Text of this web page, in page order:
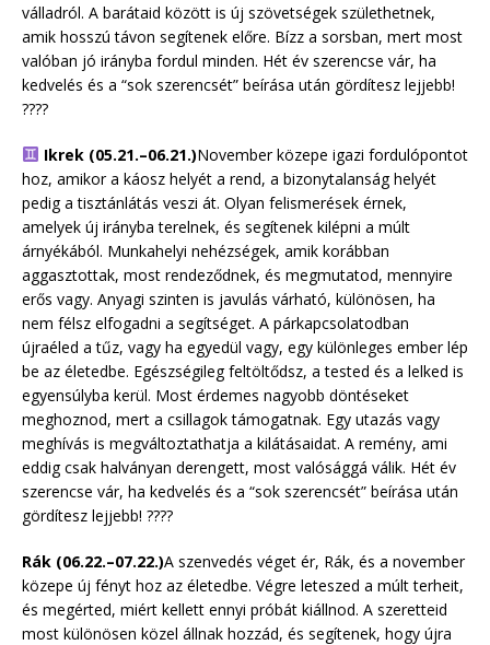
válladról. A barátaid között is új szövetségek születhetnek,
amik hosszú távon segítenek előre. Bízz a sorsban, mert most
valóban jó irányba fordul minden. Hét év szerencse vár, ha
kedvelés és a “sok szerencsét” beírása után gördítesz lejjebb!
????
Ikrek (05.21.–06.21.)November közepe igazi fordulópontot
hoz, amikor a káosz helyét a rend, a bizonytalanság helyét
pedig a tisztánlátás veszi át. Olyan felismerések érnek,
amelyek új irányba terelnek, és segítenek kilépni a múlt
árnyékából. Munkahelyi nehézségek, amik korábban
aggasztottak, most rendeződnek, és megmutatod, mennyire
erős vagy. Anyagi szinten is javulás várható, különösen, ha
nem félsz elfogadni a segítséget. A párkapcsolatodban
újraéled a tűz, vagy ha egyedül vagy, egy különleges ember lép
be az életedbe. Egészségileg feltöltődsz, a tested és a lelked is
egyensúlyba kerül. Most érdemes nagyobb döntéseket
meghoznod, mert a csillagok támogatnak. Egy utazás vagy
meghívás is megváltoztathatja a kilátásaidat. A remény, ami
eddig csak halványan derengett, most valósággá válik. Hét év
szerencse vár, ha kedvelés és a “sok szerencsét” beírása után
gördítesz lejjebb! ????
Rák (06.22.–07.22.)A szenvedés véget ér, Rák, és a november
közepe új fényt hoz az életedbe. Végre leteszed a múlt terheit,
és megérted, miért kellett ennyi próbát kiállnod. A szeretteid
most különösen közel állnak hozzád, és segítenek, hogy újra